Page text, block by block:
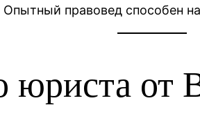
правовед способен
юриста от